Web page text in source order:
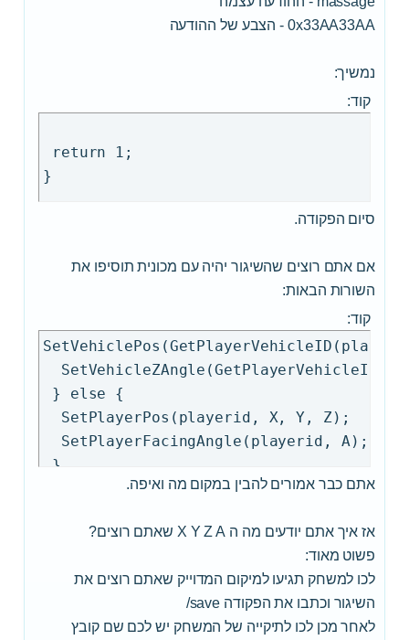
SetPlayerPos(playerid, -1349.8690, -
SetPlayerFacingAngle(playerid,
SendClientMessage(playerid,
if(strcmp(cmdtext, "/race", true)==0)
{
SetPlayerPos(playerid, 2057.0664,
SetPlayerFacingAngle(playerid,
SendClientMessage(playerid,
return 1;
if(strcmp(cmdtext, "/ramp", true)==0)
SetPlayerPos(playerid, 1874.7780, -
0x33AA33AA - הצבע של ההודעה
נמשיך:
קוד:
return 1;
סיום הפקודה.
אם אתם רוצים שהשיגור יהיה עם מכונית תוסיפו את
השורות הבאות:
קוד:
} else {
  SetPlayerPos(playerid, X, Y, Z);
  SetPlayerFacingAngle(playerid, A);
}
SendClientMessage(playerid,
אתם כבר אמורים להבין במקום מה ואיפה.
אז איך אתם יודעים מה ה X Y Z A שאתם רוצים?
פשוט מאוד:
לכו למשחק תגיעו למיקום המדוייק שאתם רוצים את
השיגור וכתבו את הפקודה save/
לאחר מכן לכו לתיקייה של המשחק יש לכם שם קובץ